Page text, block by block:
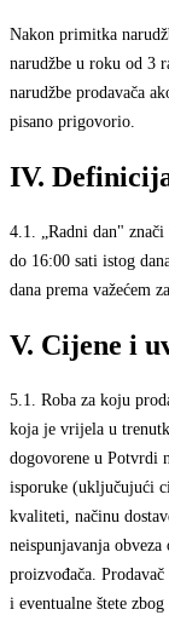
Nakon primitka
narudžbe u roku od 3
narudžbe prodavača
pisano prigovorio.
IV.
4.1.
„Radni dan"
do 16:00 sati istog
dana prema važećem
V. Cijene i
5.1.
Roba za koju
koja je vrijela u
dogovorene u Potvrdi
isporuke (uključujući
kvaliteti, načinu
neispunjavanja
proizvođača.
i eventualne štete